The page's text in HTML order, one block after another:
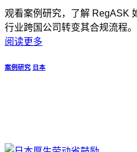
观看案例研究，了解 RegASK
行业跨国公司转变其合规流程
阅读更多
案例研究 日本